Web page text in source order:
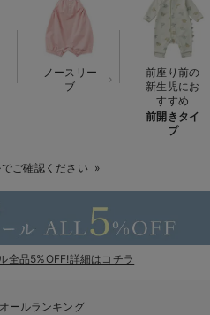
出産準備品
ー
！
ノースリー
ブ
前座り前の
新生児にお
すすめ
前開きタイ
プ
ご確認ください
全品5%OFF!詳細はコチラ
ールランキング